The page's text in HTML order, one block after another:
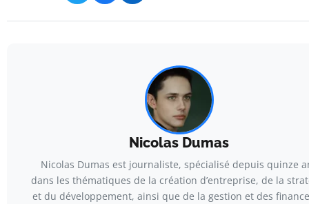
Nicolas Dumas
Nicolas Dumas est journaliste, spécialisé depuis quinze
dans les thématiques de la création d’entreprise, de la
et du développement, ainsi que de la gestion et des